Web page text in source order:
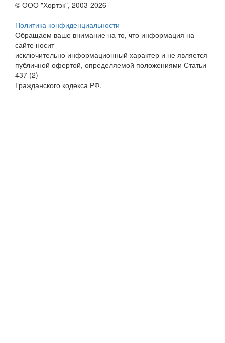
© ООО "Хортэк", 2003-2026
Политика конфиденциальности
Обращаем ваше внимание на то, что информация на
сайте носит
исключительно информационный характер и не является
публичной офертой, определяемой положениями Статьи
437 (2)
Гражданского кодекса РФ.